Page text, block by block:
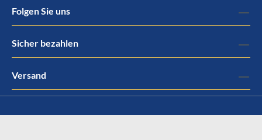
Folgen Sie uns
Sicher bezahlen
Versand